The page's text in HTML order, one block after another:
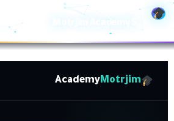
Motrjim Academy S
تخطي
إلى
Motrjim
Academy